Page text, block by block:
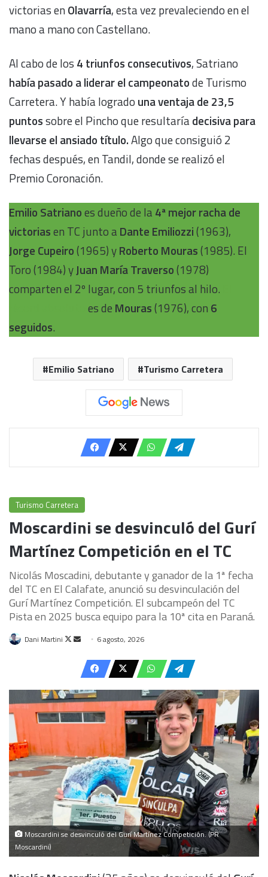
victorias enOlavarría, esta vez prevaleciendo en el
mano a mano con Castellano.
Al cabo de los 4 triunfos consecutivos, Satriano
había pasado a liderar el campeonatode Turismo
Carretera. Y había logrado una ventaja de 23,5
puntossobre el Pincho que resultaríadecisiva para
llevarse el ansiado título.Algo que consiguió 2
fechas después, en Tandil, donde se realizó el
Premio Coronación.
Emilio Satrianoes dueño de la 4ª mejor racha de
victoriasen TC junto a Dante Emiliozzi(1963),
Jorge Cupeiro(1965) yRoberto Mouras(1985). El
Toro (1984) yJuan María Traverso(1978)
comparten el 2º lugar, con 5 triunfos al hilo.
es de Mouras(1976), con 6
seguidos.
Emilio Satriano Turismo Carretera